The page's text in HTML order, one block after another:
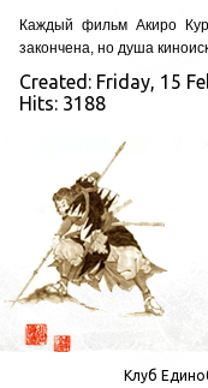
Каждый фильм Акиро
закончена, но душа
Created: Friday, 15
Hits: 3188
Клуб